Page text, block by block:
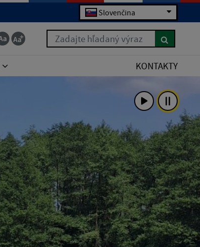
Slovenčina
Zadajte hľadaný výraz
KONTAKTY